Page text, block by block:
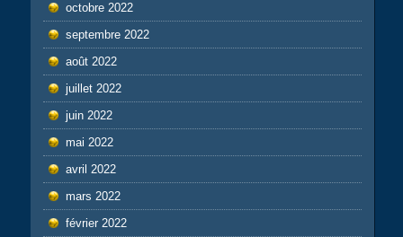
octobre 2022
septembre 2022
août 2022
juillet 2022
juin 2022
mai 2022
avril 2022
mars 2022
février 2022